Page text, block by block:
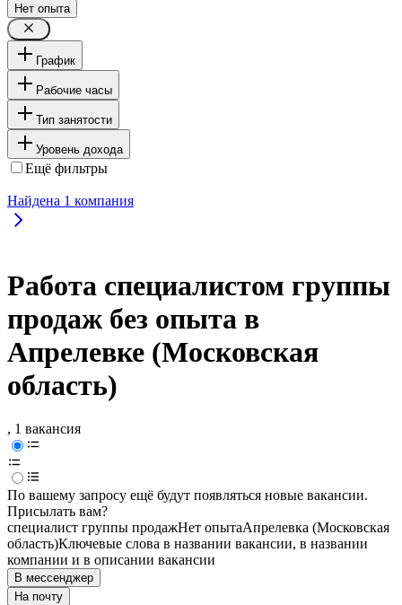
Нет опыта
График
Рабочие часы
Тип занятости
Уровень дохода
Ещё фильтры
Найдена 1 компания
Работа специалистом группы
продаж без опыта в
Апрелевке (Московская
область)
, 1 вакансия
По вашему запросу ещё будут появляться новые вакансии.
Присылать вам?
специалист группы продажНет опытаАпрелевка (Московская
область)Ключевые слова в названии вакансии, в названии
компании и в описании вакансии
В мессенджер
На почту